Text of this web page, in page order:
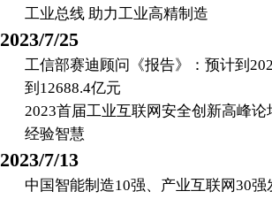
工业总线 助力工业高精制造
2023/7/25
工信部赛迪顾问《报告》：预计到
到12688.4亿元
2023首届工业互联网安全创新高峰
经验智慧
2023/7/13
中国智能制造10强、产业互联网30强